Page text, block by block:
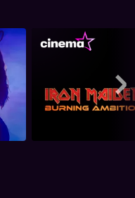
Iron Maiden: